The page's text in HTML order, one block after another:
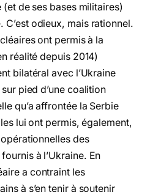
de ses bases militaires)
C’est odieux, mais rationnel.
ont permis à la
réalité depuis 2014)
bilatéral avec l’Ukraine
pied d’une coalition
qu’a affrontée la Serbie
lui ont permis, également,
des
à l’Ukraine. En
a contraint les
à s’en tenir à soutenir